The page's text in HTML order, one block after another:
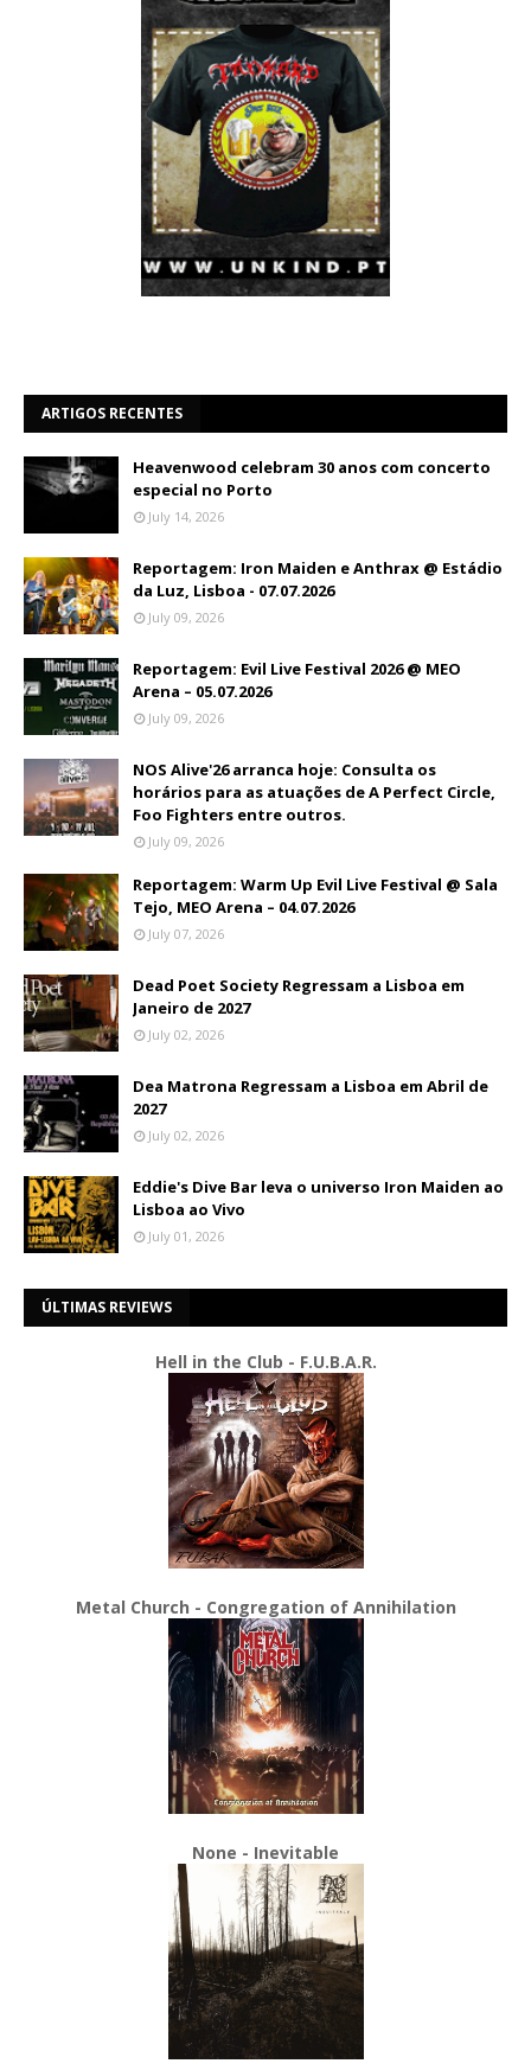
ARTIGOS RECENTES
Heavenwood celebram 30 anos com concerto
especial no Porto
July 14, 2026
Reportagem: Iron Maiden e Anthrax @ Estádio
da Luz, Lisboa - 07.07.2026
July 09, 2026
Reportagem: Evil Live Festival 2026 @ MEO
Arena – 05.07.2026
July 09, 2026
NOS Alive'26 arranca hoje: Consulta os
horários para as atuações de A Perfect Circle,
Foo Fighters entre outros.
July 09, 2026
Reportagem: Warm Up Evil Live Festival @ Sala
Tejo, MEO Arena – 04.07.2026
July 07, 2026
Dead Poet Society Regressam a Lisboa em
Janeiro de 2027
July 02, 2026
Dea Matrona Regressam a Lisboa em Abril de
2027
July 02, 2026
Eddie's Dive Bar leva o universo Iron Maiden ao
Lisboa ao Vivo
July 01, 2026
ÚLTIMAS REVIEWS
Hell in the Club - F.U.B.A.R.
Metal Church - Congregation of Annihilation
None - Inevitable